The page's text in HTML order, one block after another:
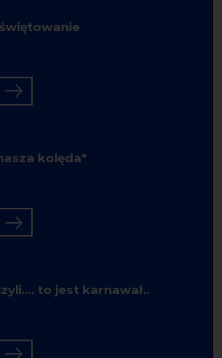
kolęda"
to jest karnawał..